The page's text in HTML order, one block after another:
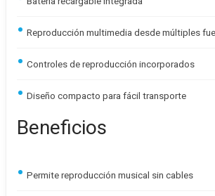
Reproducción multimedia desde múltiples
Controles de reproducción incorporados
Diseño compacto para fácil transporte
Beneficios
Permite reproducción musical sin cables